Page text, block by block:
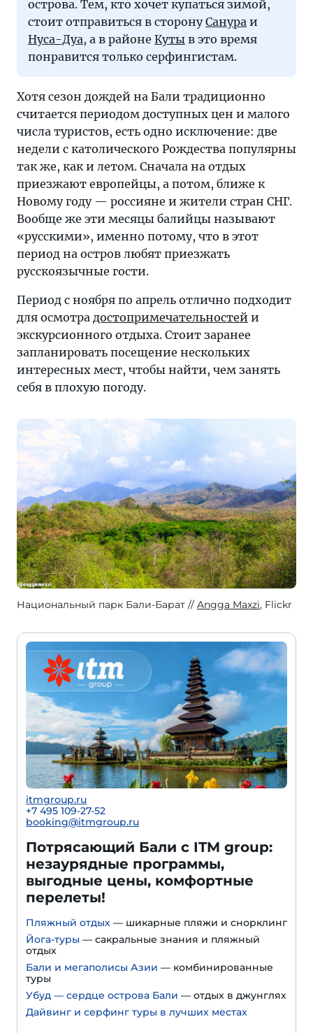
острова. Тем, кто хочет купаться зимой,
стоит отправиться в сторонуСанура и
Нуса-Дуа, а в районе Куты в это время
понравится только серфингистам.
Хотя сезон дождей на Бали традиционно
считается периодом доступных цен и малого
числа туристов, есть одно исключение: две
недели с католического Рождества популярны
так же, как и летом. Сначала на отдых
приезжают европейцы, а потом, ближе к
Новому году — россияне и жители стран СНГ.
Вообще же эти месяцы балийцы называют
«русскими», именно потому, что в этот
период на остров любят приезжать
русскоязычные гости.
Период с ноября по апрель отлично подходит
для осмотра достопримечательностей и
экскурсионного отдыха. Стоит заранее
запланировать посещение нескольких
интересных мест, чтобы найти, чем занять
себя в плохую погоду.
Национальный парк Бали-Барат Angga Maxzi, Flickr
itmgroup.ru
+7 495 109-27-52
booking@itmgroup.ru
Потрясающий Бали с ITM group:
незаурядные программы,
выгодные цены, комфортные
перелеты!
Пляжный отдых — шикарные пляжи и снорклинг
Йога-туры — сакральные знания и пляжный
отдых
Бали и мегаполисы Азии — комбинированные
туры
Убуд — сердце острова Бали — отдых в джунглях
Дайвинг и серфинг туры в лучших местах